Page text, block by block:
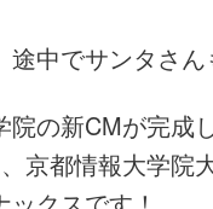
途中でサンタさ
院の新CMが完成
京都情報大学